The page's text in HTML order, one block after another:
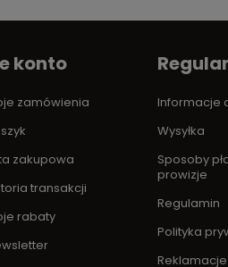
konto
zamówienia
zakupowa
transakcji
rabaty
Informacje
Wysyłka
Sposoby
prowizje
Regulamin
Polityka